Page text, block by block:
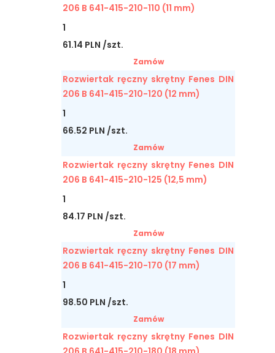
206 B 641-415-210-110 (11 mm)
1
61.14 PLN /szt.
Zamów
Rozwiertak ręczny skrętny Fenes DIN
206 B 641-415-210-120 (12 mm)
1
66.52 PLN /szt.
Zamów
Rozwiertak ręczny skrętny Fenes DIN
206 B 641-415-210-125 (12,5 mm)
1
84.17 PLN /szt.
Zamów
Rozwiertak ręczny skrętny Fenes DIN
206 B 641-415-210-170 (17 mm)
1
98.50 PLN /szt.
Zamów
Rozwiertak ręczny skrętny Fenes DIN